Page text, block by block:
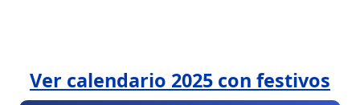
Ver calendario 2025 con festivos